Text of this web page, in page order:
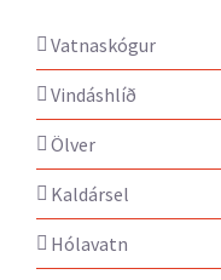
Vatnaskógur
Vindáshlíð
Ölver
Kaldársel
Hólavatn